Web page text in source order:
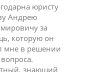
юристу
Андрею
за
которую он
мне в решении
знающий